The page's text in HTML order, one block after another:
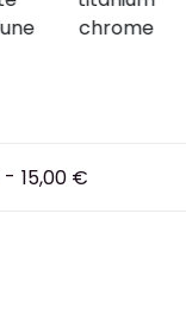
- 15,00 €